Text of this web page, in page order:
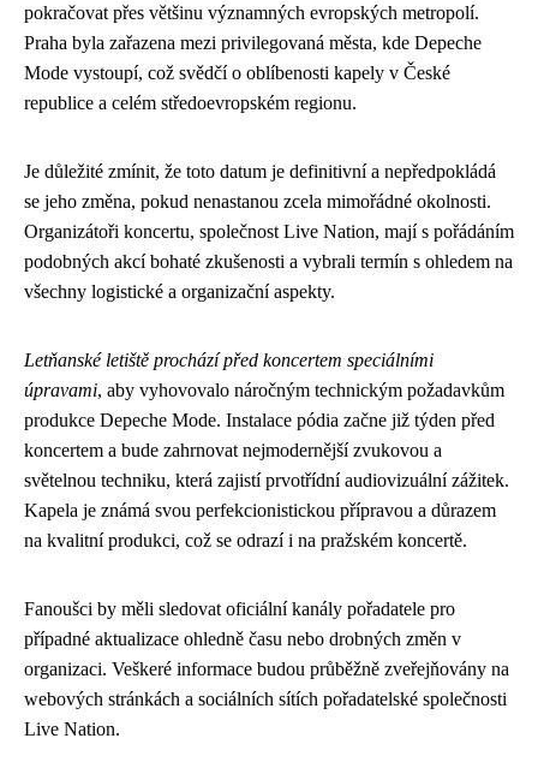
pokračovat přes většinu významných evropských metropolí.
Praha byla zařazena mezi privilegovaná města, kde Depeche
Mode vystoupí, což svědčí o oblíbenosti kapely v České
republice a celém středoevropském regionu.
Je důležité zmínit, že toto datum je definitivní a nepředpokládá
se jeho změna, pokud nenastanou zcela mimořádné okolnosti.
Organizátoři koncertu, společnost Live Nation, mají s pořádáním
podobných akcí bohaté zkušenosti a vybrali termín s ohledem na
všechny logistické a organizační aspekty.
Letňanské letiště prochází před koncertem speciálními
úpravami, aby vyhovovalo náročným technickým požadavkům
produkce Depeche Mode. Instalace pódia začne již týden před
koncertem a bude zahrnovat nejmodernější zvukovou a
světelnou techniku, která zajistí prvotřídní audiovizuální zážitek.
Kapela je známá svou perfekcionistickou přípravou a důrazem
na kvalitní produkci, což se odrazí i na pražském koncertě.
Fanoušci by měli sledovat oficiální kanály pořadatele pro
případné aktualizace ohledně času nebo drobných změn v
organizaci. Veškeré informace budou průběžně zveřejňovány na
webových stránkách a sociálních sítích pořadatelské společnosti
Live Nation.